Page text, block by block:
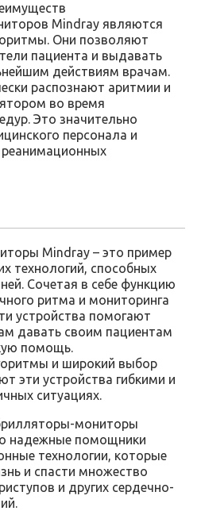
Mindray являются
Они позволяют
пациента и выдавать
действиям врачам.
распознают аритмии и
во время
Это значительно
персонала и
Mindray – это пример
технологий, способных
Сочетая в себе функцию
ритма и мониторинга
устройства помогают
давать своим пациентам
помощь.
и широкий выбор
эти устройства гибкими и
ситуациях.
мониторы
надежные помощники
технологии, которые
и спасти множество
и других сердечно-